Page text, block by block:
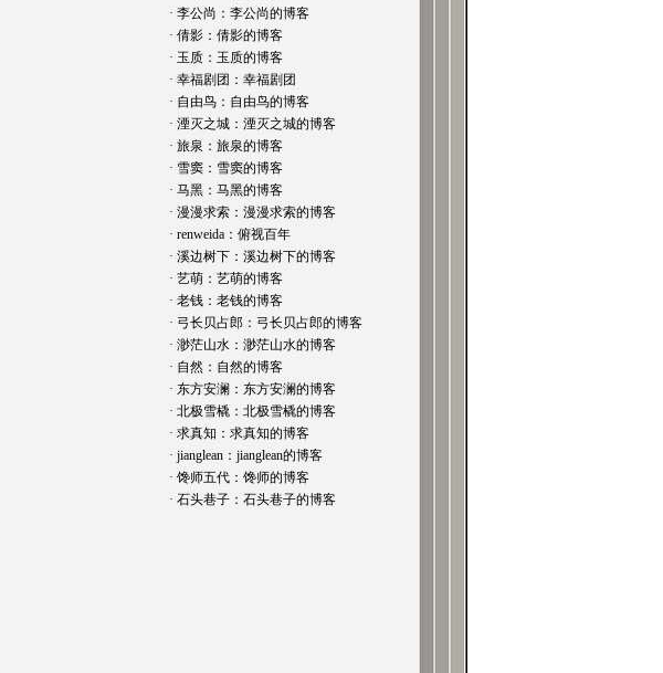
· 李公尚：李公尚的博客
· 倩影：倩影的博客
· 玉质：玉质的博客
· 幸福剧团：幸福剧团
· 自由鸟：自由鸟的博客
· 湮灭之城：湮灭之城的博客
· 旅泉：旅泉的博客
· 雪窦：雪窦的博客
· 马黑：马黑的博客
· 漫漫求索：漫漫求索的博客
· renweida：俯视百年
· 溪边树下：溪边树下的博客
· 艺萌：艺萌的博客
· 老钱：老钱的博客
· 弓长贝占郎：弓长贝占郎的博客
· 渺茫山水：渺茫山水的博客
· 自然：自然的博客
· 东方安澜：东方安澜的博客
· 北极雪橇：北极雪橇的博客
· 求真知：求真知的博客
· jianglean：jianglean的博客
· 馋师五代：馋师的博客
· 石头巷子：石头巷子的博客